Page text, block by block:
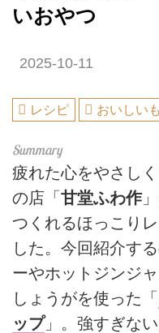
いおやつ
2025-10-11
レシピ おいしい
疲れた心をやさし
の店「 甘堂ふわ作
つくれるほっこり
した。今回紹介す
ーやホットジンジ
しょうがを使った「
ップ」。強すぎな